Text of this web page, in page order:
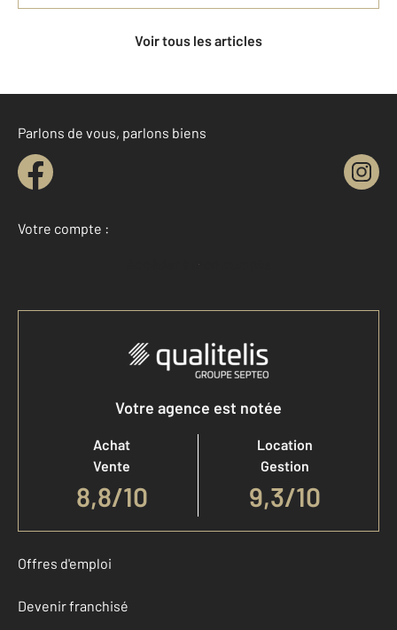
Voir tous les articles
Parlons de vous, parlons biens
Votre compte :
Accéder à mon compte
Votre agence est notée
Achat
Vente
8,8/10
Location
Gestion
9,3/10
Offres d'emploi
Devenir franchisé